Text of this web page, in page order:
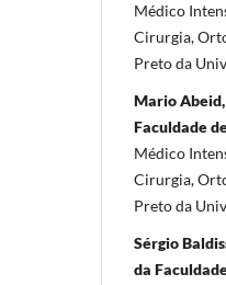
Médico
Cirurgia,
Preto da
Mario
Faculdade
Médico
Cirurgia,
Preto da
Sérgio
da